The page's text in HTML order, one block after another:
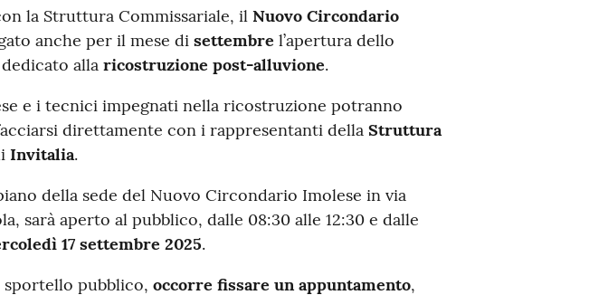
la Struttura Commissariale, il Nuovo Circondario
anche per il mese di settembre l’apertura dello
alla ricostruzione post-alluvione.
e i tecnici impegnati nella ricostruzione potranno
direttamente con i rappresentanti della Struttura
Invitalia.
della sede del Nuovo Circondario Imolese in via
sarà aperto al pubblico, dalle 08:30 alle 12:30 e dalle
17 settembre 2025.
pubblico, occorre fissare un appuntamento,